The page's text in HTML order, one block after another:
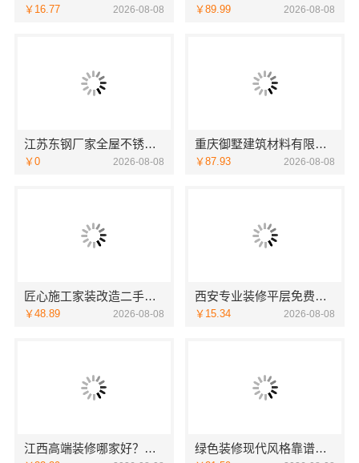
￥16.77 2026-08-08 ￥89.99 2026-08-08
江苏东钢厂家全屋不锈钢定制生产基地兴化，选江苏东钢金属科技有限公司
￥0 2026-08-08
重庆御墅建筑材料有限公司别墅环保材料多少钱
￥87.93 2026-08-08
匠心施工家装改造二手房改造宁波雅美和居建材科技有限公司
￥48.89 2026-08-08
西安专业装修平层免费量房-居安天成（西安）建筑工程有限责任公司
￥15.34 2026-08-08
江西高端装修哪家好？首选江西圣匠新型环保材料有限公司 绿色装修现代风格靠谱吗江西尚宅尚品新型环保材料有限公司